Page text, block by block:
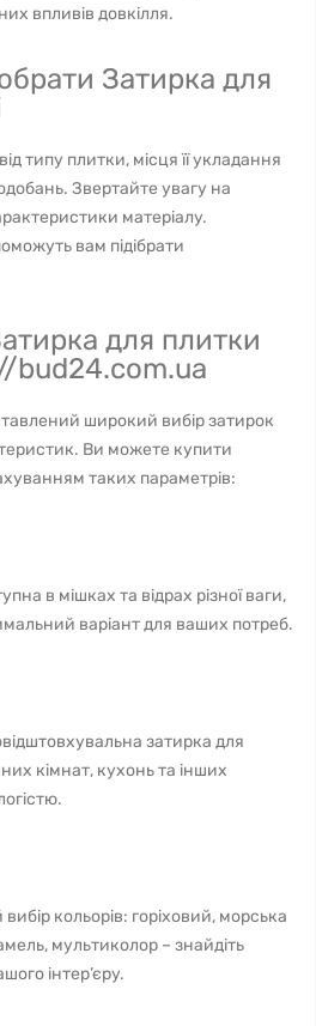
впливів довкілля.
Затирка для
типу плитки, місця її укладання
Звертайте увагу на
матеріалу.
вам підібрати
для плитки
bud24.com.ua
широкий вибір затирок
Ви можете купити
таких параметрів:
в мішках та відрах різної ваги,
варіант для ваших потреб.
затирка для
кімнат, кухонь та інших
кольорів: горіховий, морська
мультиколор – знайдіть
інтер’єру.